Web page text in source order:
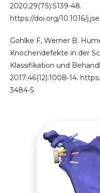
2020;29(7S):S139-48.
https://doi.org/10.1016/
Gohlke F, Werner B.
Knochendefekte in der
Klassifikation und
2017;46(12):1008-14.
3484-5